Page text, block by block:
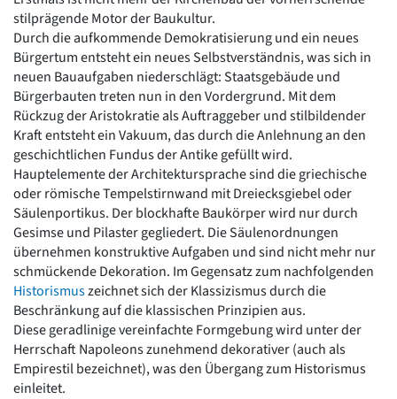
Barock
Renaissance
Gotik
Romanik
Vorromanik
Römische Antike
Über uns
Über baukunst-nrw
Fachbeirat
Freunde & Förderer
Kontakt
Impressum
Datenschutz
Suchbegriff eingeben
stilprägende Motor der Baukultur.
Durch die aufkommende Demokratisierung und ein neues
Bürgertum entsteht ein neues Selbstverständnis, was sich in
neuen Bauaufgaben niederschlägt: Staatsgebäude und
Bürgerbauten treten nun in den Vordergrund. Mit dem
Rückzug der Aristokratie als Auftraggeber und stilbildender
Kraft entsteht ein Vakuum, das durch die Anlehnung an den
geschichtlichen Fundus der Antike gefüllt wird.
Hauptelemente der Architektursprache sind die griechische
oder römische Tempelstirnwand mit Dreiecksgiebel oder
Säulenportikus. Der blockhafte Baukörper wird nur durch
Gesimse und Pilaster gegliedert. Die Säulenordnungen
übernehmen konstruktive Aufgaben und sind nicht mehr nur
schmückende Dekoration. Im Gegensatz zum nachfolgenden
Historismuszeichnet sich der Klassizismus durch die
Beschränkung auf die klassischen Prinzipien aus.
Diese geradlinige vereinfachte Formgebung wird unter der
Herrschaft Napoleons zunehmend dekorativer (auch als
Empirestil bezeichnet), was den Übergang zum Historismus
einleitet.